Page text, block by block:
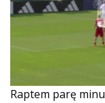
Raptem parę